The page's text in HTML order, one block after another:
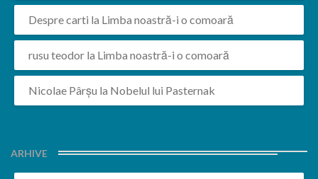
Despre carti la Limba noastră-i o comoară
rusu teodor la Limba noastră-i o comoară
Nicolae Pârșu la Nobelul lui Pasternak
ARHIVE